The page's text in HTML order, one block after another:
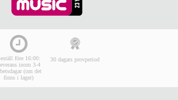
före 16:00:
inom 3-4
(om det
finns i lager)
30 dagars provperiod